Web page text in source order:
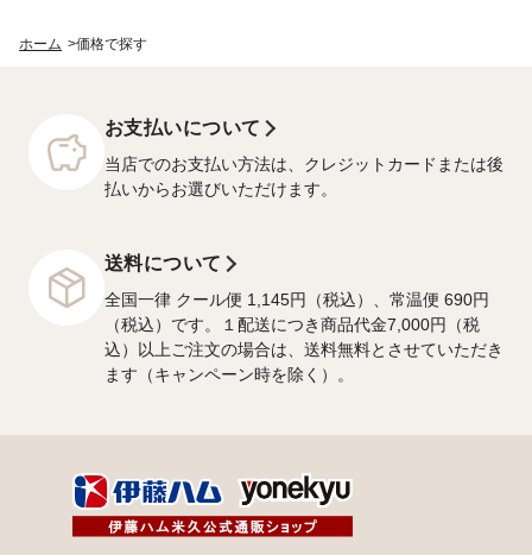
ホーム >価格で探す
お支払いについて
当店でのお支払い方法は、クレジットカードまたは後
払いからお選びいただけます。
送料について
全国一律 クール便 1,145円（税込）、常温便 690円
（税込）です。１配送につき商品代金7,000円（税
込）以上ご注文の場合は、送料無料とさせていただき
ます（キャンペーン時を除く）。